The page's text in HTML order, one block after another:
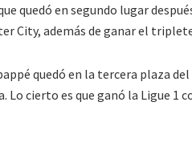
quedó en segundo lugar
City, además de ganar el
quedó en la tercera plaza
Lo cierto es que ganó la Ligue